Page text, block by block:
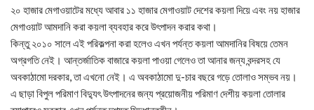
২০ হাজার মেগাওয়াটের মধ্যে আবার ১১ হাজার মেগাওয়াট দেশের কয়লা দিয়ে এবং নয় হাজার
মেগাওয়াট আমদানি করা কয়লা ব্যবহার করে উৎপাদন করার কথা।
কিন্তু ২০১০ সালে এই পরিকল্পনা করা হলেও এখন পর্যন্ত কয়লা আমদানির বিষয়ে তেমন
অগ্রগতি নেই। আন্তর্জাতিক বাজারে কয়লা পাওয়া গেলেও তা আনার জন্য বন্দরসহ যে
অবকাঠামো দরকার, তা এখনো নেই। এ অবকাঠামো দু-চার বছরে গড়ে তোলাও সম্ভব নয়।
এ ছাড়া বিপুল পরিমাণ বিদ্যুৎ উৎপাদনের জন্য প্রয়োজনীয় পরিমাণ দেশীয় কয়লা তোলার